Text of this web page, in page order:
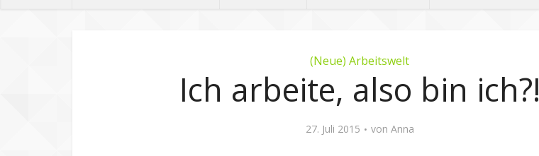
(Neue) Arbeitswelt
Ich arbeite, also bin ich?!
27. Juli 2015 von Anna